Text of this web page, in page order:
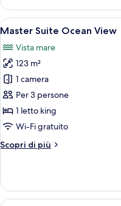
Suite
Ocean
Front
Apri
tutte
le
foto
per
Master
Suite
Ocean
6
Master Suite Ocean View
Vista mare
123 m²
1 camera
Per 3 persone
1 letto king
Wi-Fi gratuito
Scopri di più
Altri
Suite
Ocean